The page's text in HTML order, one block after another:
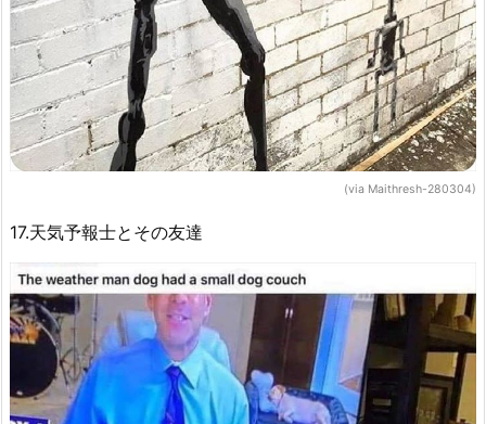
(via Maithresh-280304)
17.天気予報士とその友達